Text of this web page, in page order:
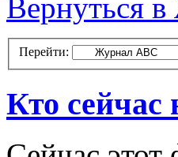
Вернуться
Перейти:
Кто сейчас